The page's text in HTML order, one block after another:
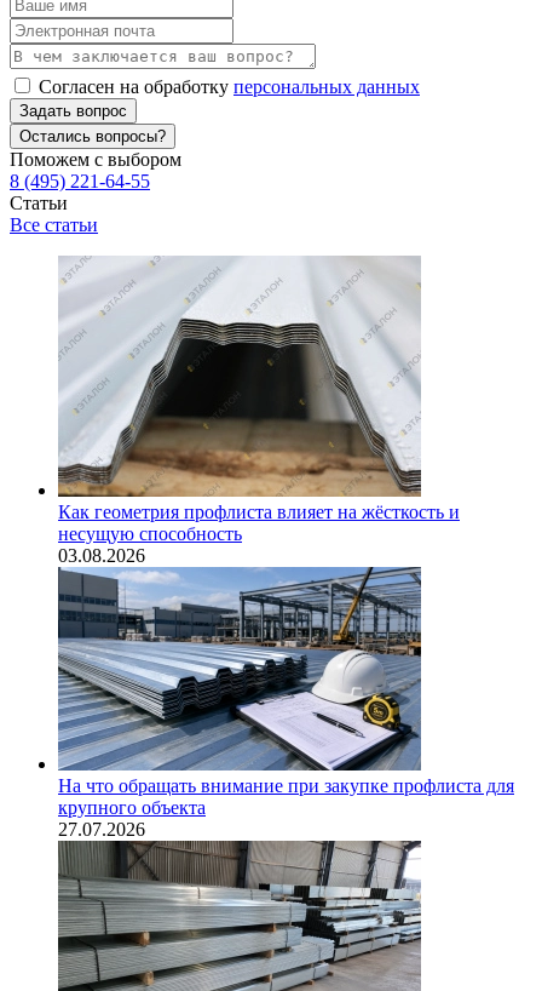
Согласен на обработку персональных данных
Задать вопрос
Остались вопросы?
Поможем с выбором
8 (495) 221-64-55
Статьи
Все статьи
Как геометрия профлиста влияет на жёсткость и
несущую способность
03.08.2026
На что обращать внимание при закупке профлиста для
крупного объекта
27.07.2026